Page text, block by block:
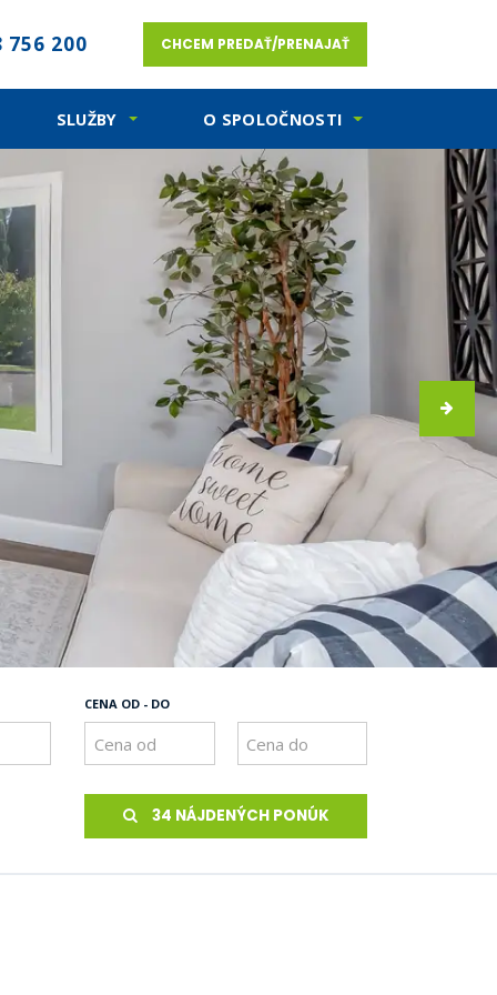
CHCEM PREDAŤ/PRENAJAŤ
756 200
SLUŽBY O SPOLOČNOSTI
CENA OD - DO
34 NÁJDENÝCH PONÚK